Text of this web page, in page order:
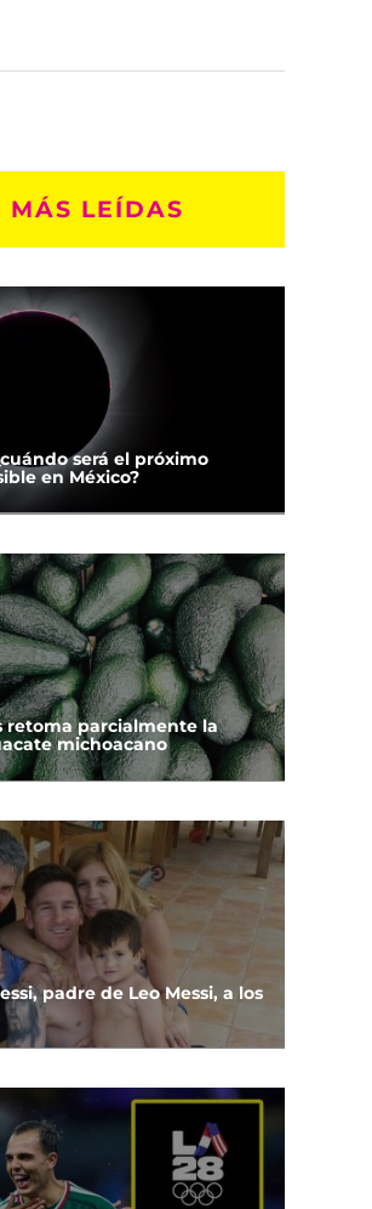
MÁS LEÍDAS
será el próximo
en México?
retoma parcialmente la
michoacano
padre de Leo Messi, a los